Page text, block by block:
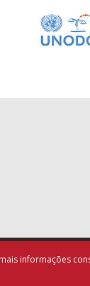
informações